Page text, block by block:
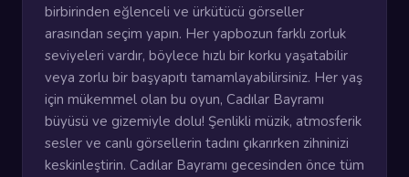
birbirinden eğlenceli ve ürkütücü görseller
arasından seçim yapın. Her yapbozun farklı zorluk
seviyeleri vardır, böylece hızlı bir korku yaşatabilir
veya zorlu bir başyapıtı tamamlayabilirsiniz. Her yaş
için mükemmel olan bu oyun, Cadılar Bayramı
büyüsü ve gizemiyle dolu! Şenlikli müzik, atmosferik
sesler ve canlı görsellerin tadını çıkarırken zihninizi
keskinleştirin. Cadılar Bayramı gecesinden önce tüm